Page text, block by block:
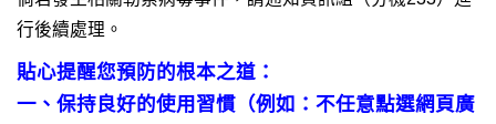
家長專區
教育品質保證
行後續處理。
貼心提醒您預防的根本之道：
一、保持良好的使用習慣（例如：不任意點選網頁廣